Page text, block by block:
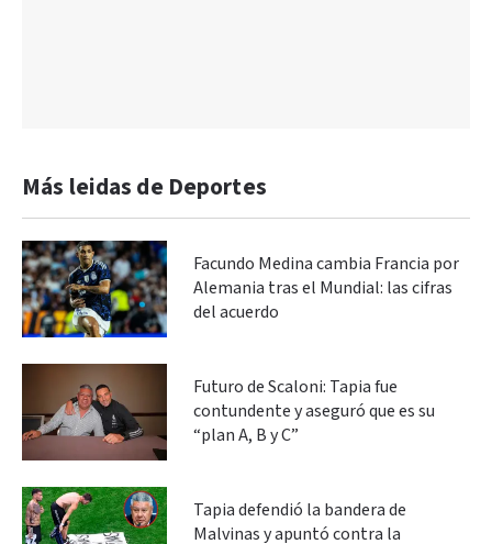
Más leidas de Deportes
Facundo Medina cambia Francia por
Alemania tras el Mundial: las cifras
del acuerdo
Futuro de Scaloni: Tapia fue
contundente y aseguró que es su
“plan A, B y C”
Tapia defendió la bandera de
Malvinas y apuntó contra la